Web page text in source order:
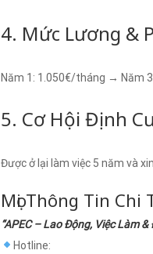
4. Mức Lương &
Năm 1: 1.050€/tháng → Năm
5. Cơ Hội Định
Được ở lại làm việc 5 năm và
Mọi Thông Tin Chi
“APEC – Lao Động, Việc Làm &
Hotline: